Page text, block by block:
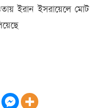
ইরান ইসরায়েলে মোট